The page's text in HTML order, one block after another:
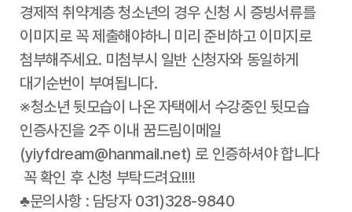
경제적 취약계층 청소년의 경우 신청 시 증빙서류를
이미지로 꼭 제출해야하니 미리 준비하고 이미지로
첨부해주세요. 미첨부시 일반 신청자와 동일하게
대기순번이 부여됩니다.
※청소년 뒷모습이 나온 자택에서 수강중인 뒷모습
인증사진을 2주 이내 꿈드림이메일
(yiyfdream@hanmail.net) 로 인증하셔야 합니다
꼭 확인 후 신청 부탁드려요!!!!
♣문의사항 : 담당자 031)328-9840